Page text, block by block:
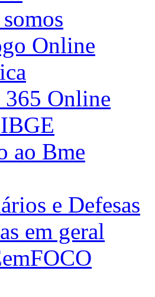
Online
Online
ao Bme
e Defesas
em geral